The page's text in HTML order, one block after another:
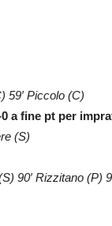
59′ Piccolo (C)
a fine pt per
(S)
90′ Rizzitano (P)